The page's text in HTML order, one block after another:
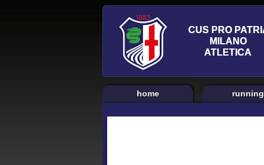
home running